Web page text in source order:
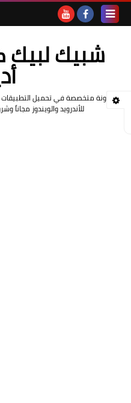
شبيك لبيك
مدونة متخصصة في تحميل التطبيقات
للأندرويد والويندوز